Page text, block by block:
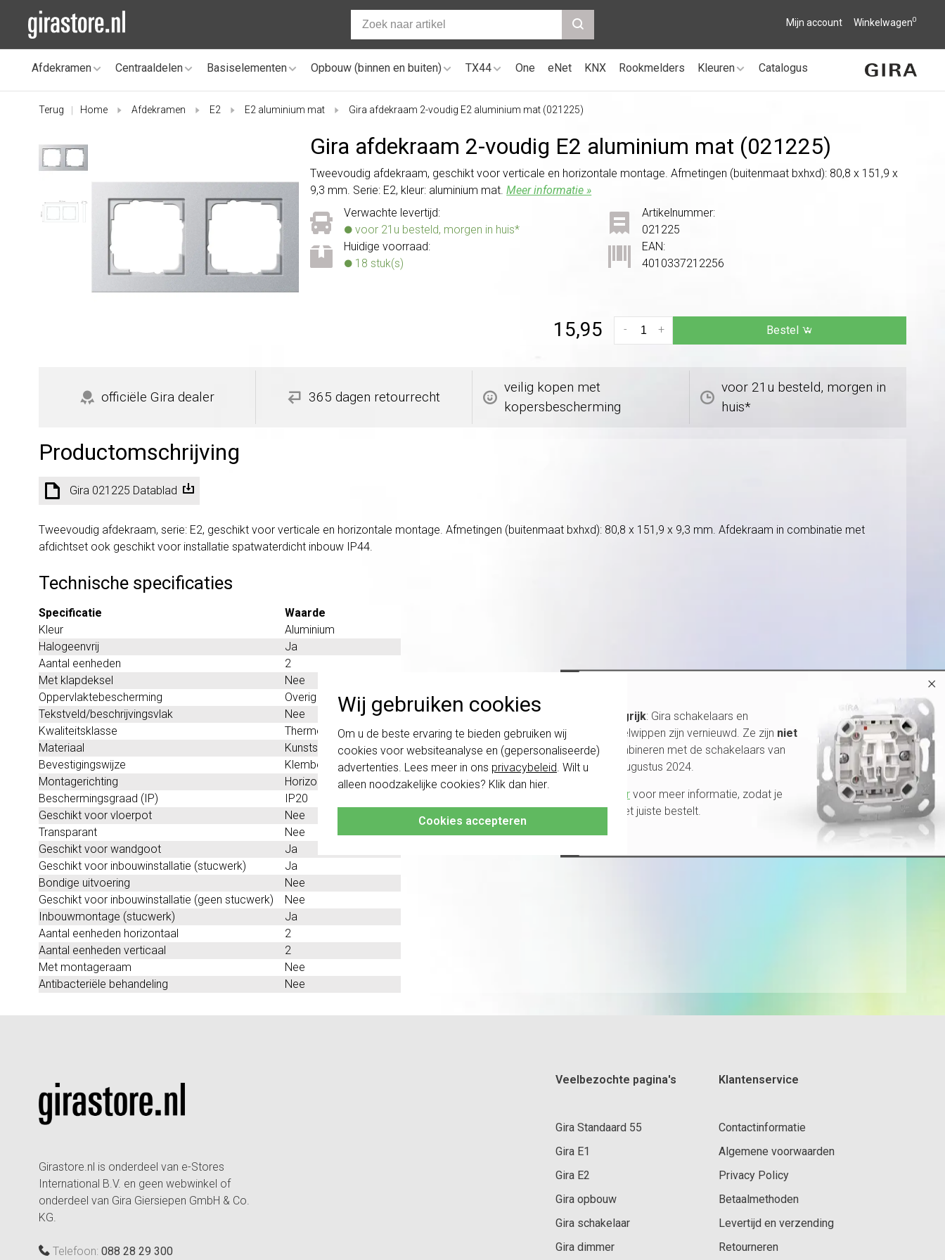
Wij gebruiken cookies
Om u de beste ervaring te bieden gebruiken wij
cookies voor websiteanalyse en (gepersonaliseerde)
advertenties. Lees meer in ons privacybeleid. Wilt u
alleen noodzakelijke cookies? Klik dan hier.
Cookies accepteren
Mijn account Winkelwagen0
Afdekramen Centraaldelen Basiselementen Opbouw (binnen en buiten) TX44 One eNet KNX Rookmelders Kleuren Catalogus
Terug Home Afdekramen E2 E2 aluminium mat Gira afdekraam 2-voudig E2 aluminium mat (021225)
Gira afdekraam 2-voudig E2 aluminium mat (021225)
Tweevoudig afdekraam, geschikt voor verticale en horizontale montage. Afmetingen (buitenmaat bxhxd): 80,8 x 151,9 x
9,3 mm. Serie: E2, kleur: aluminium mat.Meer informatie »
Verwachte levertijd:
voor 21u besteld, morgen in huis*
Huidige voorraad:
18 stuk(s)
Artikelnummer:
021225
EAN:
4010337212256
15,95 +
- Bestel
officiële Gira dealer 365 dagen retourrecht
veilig kopen met
kopersbescherming
voor 21u besteld, morgen in
huis*
Productomschrijving
Gira 021225 Datablad
Tweevoudig afdekraam, serie: E2, geschikt voor verticale en horizontale montage. Afmetingen (buitenmaat bxhxd): 80,8 x 151,9 x 9,3 mm. Afdekraam in combinatie met
afdichtset ook geschikt voor installatie spatwaterdicht inbouw IP44.
Technische specificaties
Specificatie
Waarde
Kleur
Aluminium
Halogeenvrij
Ja
Aantal eenheden
2
Met klapdeksel
Nee
Oppervlaktebescherming
Overig
Tekstveld/beschrijvingsvlak
Nee
Kwaliteitsklasse
Thermoplast
Materiaal
Kunststof
Bevestigingswijze
Klembevestiging
Montagerichting
Horizontaal en verticaal
Beschermingsgraad (IP)
IP20
Geschikt voor vloerpot
Nee
Transparant
Nee
Geschikt voor wandgoot
Ja
Geschikt voor inbouwinstallatie (stucwerk)
Ja
Bondige uitvoering
Nee
Geschikt voor inbouwinstallatie (geen stucwerk)
Nee
Inbouwmontage (stucwerk)
Ja
Aantal eenheden horizontaal
2
Aantal eenheden verticaal
2
Met montageraam
Nee
Antibacteriële behandeling
Nee
Girastore.nl is onderdeel van e-Stores
International B.V. en geen webwinkel of
onderdeel van Gira Giersiepen GmbH & Co.
KG.
Telefoon: 088 28 29 300
Veelbezochte pagina's
Gira Standaard 55
Gira E1
Gira E2
Gira opbouw
Gira schakelaar
Gira dimmer
Klantenservice
Contactinformatie
Algemene voorwaarden
Privacy Policy
Betaalmethoden
Levertijd en verzending
Retourneren
×
Belangrijk: Gira schakelaars en
schakelwippen zijn vernieuwd. Ze zijn niet
te combineren met de schakelaars van
vóór augustus 2024.
Klik hier voor meer informatie, zodat je
altijd het juiste bestelt.